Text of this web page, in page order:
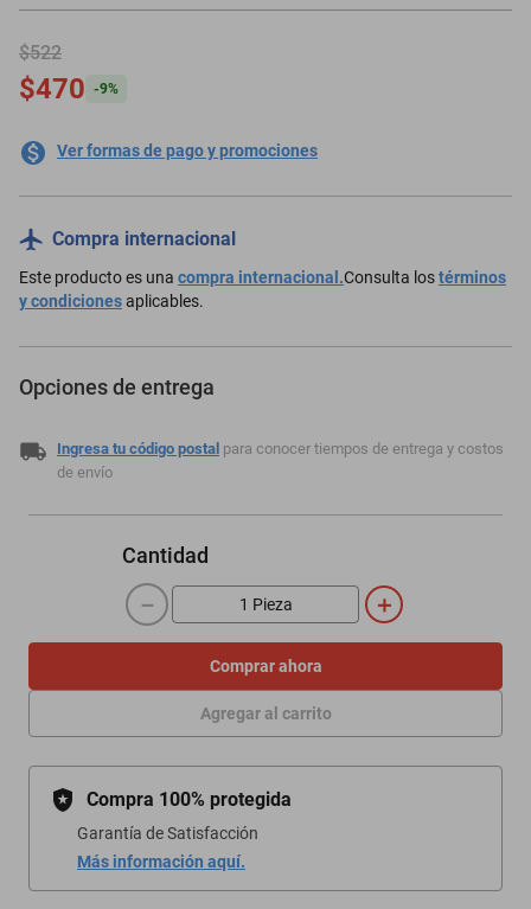
$522
$470 -9%
Ver formas de pago y promociones
Compra internacional
Este producto es una compra internacional.Consulta lostérminos
y condicionesaplicables.
Opciones de entrega
Ingresa tu código postal para conocer tiempos de entrega y costos
de envío
Cantidad
＋
－
Comprar ahora
Agregar al carrito
Compra 100% protegida
Garantía de Satisfacción
Más información aquí.